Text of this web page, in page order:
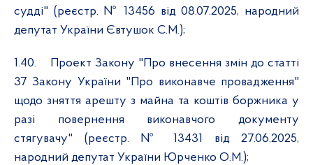
судді" (реєстр. № 13456 від 08.07.2025, народний
депутат України Євтушок С.М.);
1.40.
Проект Закону "Про внесення змін до статті
37 Закону України "Про виконавче провадження"
щодо зняття арешту з майна та коштів боржника у
разі повернення виконавчого документу
стягувачу" (реєстр. № 13431 від 27.06.2025,
народний депутат України Юрченко О.М.);